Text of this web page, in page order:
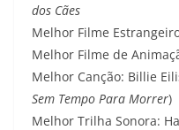
dos Cães
Melhor Filme
Melhor Filme de
Melhor Canção: Billie
Sem Tempo Para Morrer)
Melhor Trilha Sonora: